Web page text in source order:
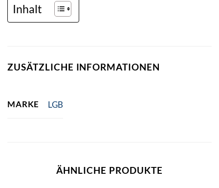
Inhalt
ZUSÄTZLICHE INFORMATIONEN
MARKE LGB
ÄHNLICHE PRODUKTE